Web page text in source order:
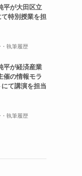
平が大田区立
特別授業を担
執筆履歴
平が経済産業
催の情報モラ
て講演を担当
執筆履歴